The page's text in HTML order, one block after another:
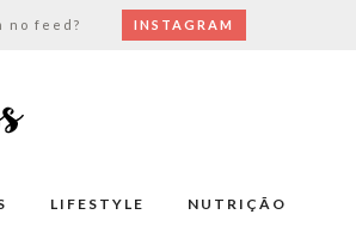
LIFESTYLE NUTRIÇÃO
no feed? INSTAGRAM